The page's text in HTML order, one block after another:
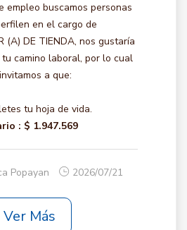
empleo buscamos personas
en el cargo de
(A) DE TIENDA, nos gustaría
camino laboral, por lo cual
a que:
tu hoja de vida.
: $ 1.947.569
Popayan 2026/07/21
Ver Más